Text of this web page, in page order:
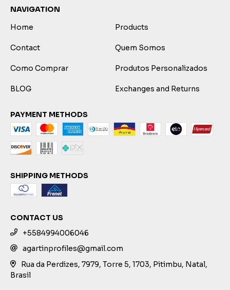
NAVIGATION
Home
Products
Contact Quem Somos
Como Comprar Produtos Personalizados
BLOG Exchanges and Returns
PAYMENT METHODS
SHIPPING METHODS
CONTACT US
+5584994006046
agartinprofiles@gmail.com
Rua da Perdizes, 7979, Torre 5, 1703, Pitimbu, Natal,
Brasil